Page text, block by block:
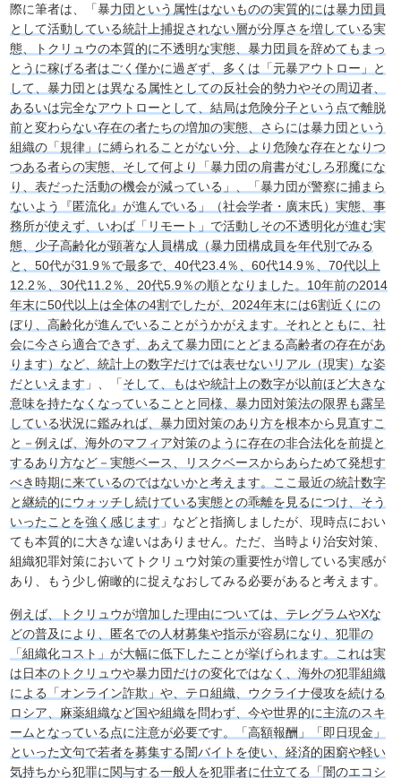
際に筆者は、「暴力団という属性はないものの実質的には暴力団員
として活動している統計上捕捉されない層が分厚さを増している実
態、トクリュウの本質的に不透明な実態、暴力団員を辞めてもまっ
とうに稼げる者はごく僅かに過ぎず、多くは「元暴アウトロー」と
して、暴力団とは異なる属性としての反社会的勢力やその周辺者、
あるいは完全なアウトローとして、結局は危険分子という点で離脱
前と変わらない存在の者たちの増加の実態、さらには暴力団という
組織の「規律」に縛られることがない分、より危険な存在となりつ
つある者らの実態、そして何より「暴力団の肩書がむしろ邪魔にな
り、表だった活動の機会が減っている」、「暴力団が警察に捕まら
ないよう『匿流化』が進んでいる」（社会学者・廣末氏）実態、事
務所が使えず、いわば「リモート」で活動しその不透明化が進む実
態、少子高齢化が顕著な人員構成（暴力団構成員を年代別でみる
と、50代が31.9％で最多で、40代23.4％、60代14.9％、70代以上
12.2％、30代11.2％、20代5.9％の順となりました。10年前の2014
年末に50代以上は全体の4割でしたが、2024年末には6割近くにの
ぼり、高齢化が進んでいることがうかがえます。それとともに、社
会に今さら適合できず、あえて暴力団にとどまる高齢者の存在があ
ります）など、統計上の数字だけでは表せないリアル（現実）な姿
だといえます 」、「そして、もはや統計上の数字が以前ほど大きな
意味を持たなくなっていることと同様、暴力団対策法の限界も露呈
している状況に鑑みれば、暴力団対策のあり方を根本から見直すこ
と－例えば、海外のマフィア対策のように存在の非合法化を前提と
するあり方など－実態ベース、リスクベースからあらためて発想す
べき時期に来ているのではないかと考えます。ここ最近の統計数字
と継続的にウォッチし続けている実態との乖離を見るにつけ、そう
いったことを強く感じます 」などと指摘しましたが、現時点におい
ても本質的に大きな違いはありません。ただ、当時より治安対策、
組織犯罪対策においてトクリュウ対策の重要性が増している実感が
あり、もう少し俯瞰的に捉えなおしてみる必要があると考えます。
例えば、トクリュウが増加した理由については、テレグラムやXな
どの普及により、匿名での人材募集や指示が容易になり、犯罪の
「組織化コスト」が大幅に低下したことが挙げられます。これは実
は日本のトクリュウや暴力団だけの変化ではなく、海外の犯罪組織
による「オンライン詐欺」や、テロ組織、ウクライナ侵攻を続ける
ロシア、麻薬組織など国や組織を問わず、今や世界的に主流のスキ
ームとなっている点に注意が必要です。「高額報酬」「即日現金」
といった文句で若者を募集する闇バイトを使い、経済的困窮や軽い
気持ちから犯罪に関与する一般人を犯罪者に仕立てる「闇のエコシ